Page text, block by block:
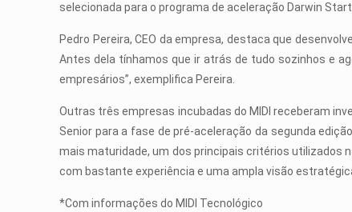
selecionada para o programa de aceleração Darwin
Pedro Pereira, CEO da empresa, destaca que
Antes dela tínhamos que ir atrás de tudo sozinhos e
empresários”, exemplifica Pereira.
Outras três empresas incubadas do MIDI receberam
Senior para a fase de pré-aceleração da segunda
mais maturidade, um dos principais critérios utilizados
com bastante experiência e uma ampla visão
*Com informações do MIDI Tecnológico